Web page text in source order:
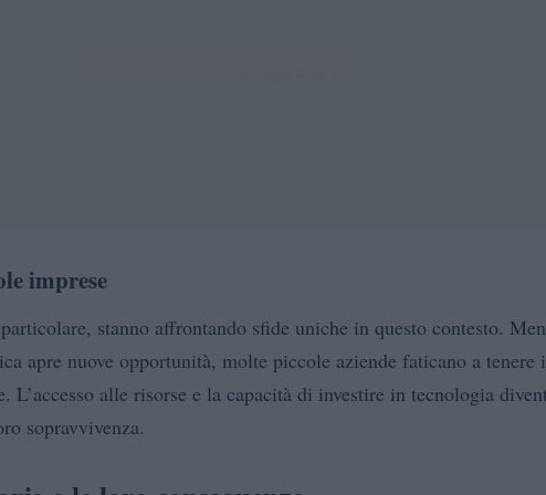
imprese
stanno affrontando sfide uniche in questo contesto.
apre nuove opportunità, molte piccole aziende faticano a tenere
L’accesso alle risorse e la capacità di investire in tecnologia
sopravvivenza.